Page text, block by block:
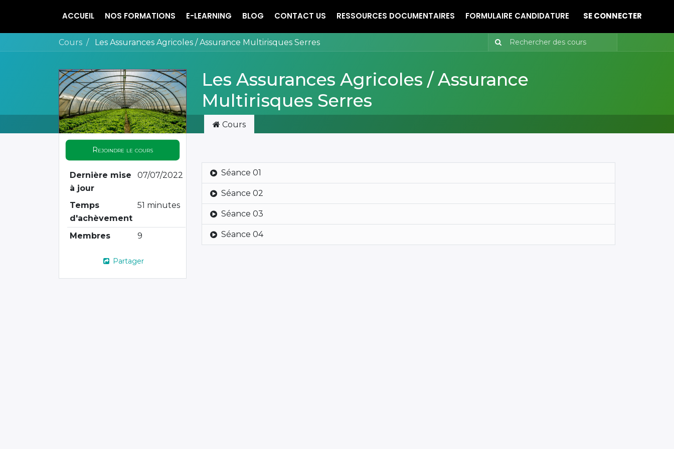
ACCUEIL NOS FORMATIONS E-LEARNING BLOG CONTACT US RESSOURCES DOCUMENTAIRES FORMULAIRE CANDIDATURE SE CONNECTER
Cours Les Assurances Agricoles / Assurance Multirisques Serres
Les Assurances Agricoles / Assurance
Multirisques Serres
Rejoindre le cours
Dernière mise
à jour
07/07/2022
Temps
d'achèvement
51 minutes
Membres 9
Partager
Cours
Séance 01
Séance 02
Séance 03
Séance 04